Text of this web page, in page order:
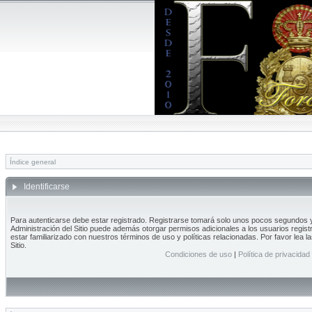
Índice general
Identificarse
Para autenticarse debe estar registrado. Registrarse tomará solo unos pocos segundos
Administración del Sitio puede además otorgar permisos adicionales a los usuarios
estar familiarizado con nuestros términos de uso y políticas relacionadas. Por favor lea
Sitio.
Condiciones de uso| Política de privacidad